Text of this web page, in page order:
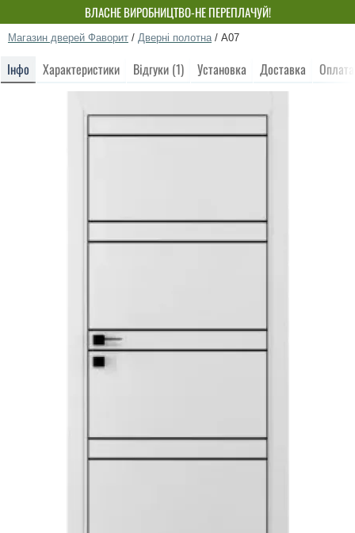
ВЛАСНЕ ВИРОБНИЦТВО-НЕ ПЕРЕПЛАЧУЙ!
Магазин дверей Фаворит / Дверні полотна / A07
Інфо Характеристики Відгуки (1) Установка Доставка Оплата